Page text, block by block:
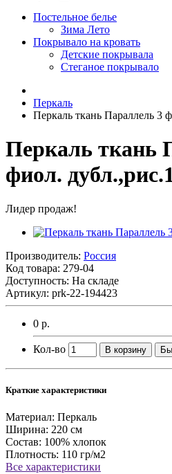
Постельное белье
Зима Лето
Покрывало на кровать
Детские покрывала
Стеганое покрывало
Перкаль
Перкаль ткань Параллель 3
Перкаль ткань
фиол.
Лидер продаж!
Производитель: Россия
Код товара: 279-04
Доступность: На складе
Артикул: prk-22-194423
0 р.
Кол-во В корзину
Краткие характеристики
Материал: Перкаль
Ширина: 220 см
Состав: 100% хлопок
Плотность: 110 гр/м2
Все характеристики